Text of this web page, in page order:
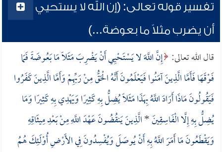
تفسير قوله تعالى: (إن الله لا يستحيي
أن يضرب مثلاً ما بعوضة...)
قال الله تعالى: إِنَّ اللَّهَ لا يَسْتَحْيِي أَنْ يَضْرِبَ مَثَلًا مَا بَعُوضَةً فَمَا
فَوْقَهَا فَأَمَّا الَّذِينَ آمَنُوا فَيَعْلَمُونَ أَنَّهُ الْحَقُّ مِنْ رَبِّهِمْ وَأَمَّا الَّذِينَ كَفَرُوا
فَيَقُولُونَ مَاذَا أَرَادَ اللَّهُ بِهَذَا مَثَلًا يُضِلُّ بِهِ كَثِيرًا وَيَهْدِي بِهِ كَثِيرًا وَمَا
يُضِلُّ بِهِ إِلَّا الْفَاسِقِينَ*الَّذِينَ يَنقُضُونَ عَهْدَ اللَّهِ مِنْ بَعْدِ مِيثَاقِهِ
وَيَقْطَعُونَ مَا أَمَرَ اللَّهُ بِهِ أَنْ يُوصَلَ وَيُفْسِدُونَ فِي الأَرْضِ أُوْلَئِكَ هُمُ